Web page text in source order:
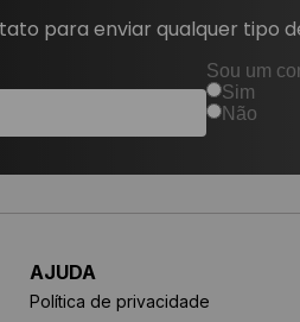
para enviar qualquer tipo
Sou um
Sim
Não
AJUDA
Política de privacidade